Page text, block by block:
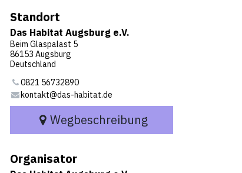
Standort
Das Habitat Augsburg e.V.
Beim Glaspalast 5
86153 Augsburg
Deutschland
0821 56732890
kontakt@das-habitat.de
Wegbeschreibung
Organisator